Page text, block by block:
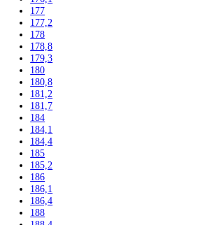
144,7
145
155
157
157,1
157,4
159
161,1
161,2
162,3
164
164,1
164,4
165
165,8
165,9